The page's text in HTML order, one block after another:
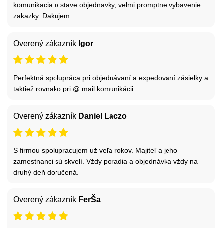
komunikacia o stave objednavky, velmi promptne vybavenie
zakazky. Dakujem
Overený zákazník Igor
Perfektná spolupráca pri objednávaní a expedovaní zásielky a
taktiež rovnako pri @ mail komunikácii.
Overený zákazník Daniel Laczo
S firmou spolupracujem už veľa rokov. Majiteľ a jeho
zamestnanci sú skvelí. Vždy poradia a objednávka vždy na
druhý deň doručená.
Overený zákazník FerŠa